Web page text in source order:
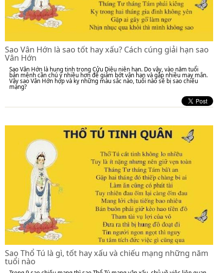
Sao Vân Hớn là sao tốt hay xấu? Cách cúng giải hạn sao
Vân Hớn
Sao Vân Hớn là hung tinh trong Cửu Diệu niên hạn. Do vậy, vào năm tuổi
bản mệnh cần chú ý nhiều hơn để giảm bớt vận hạn và gặp nhiều may mắn.
Vậy sao Vân Hớn hợp và kỵ những màu sắc nào, tuổi nào sẽ bị sao chiếu
mạng?
Sao Thổ Tú là gì, tốt hay xấu và chiếu mạng những năm
tuổi nào